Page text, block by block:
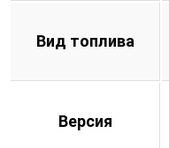
Вид топлива
Версия